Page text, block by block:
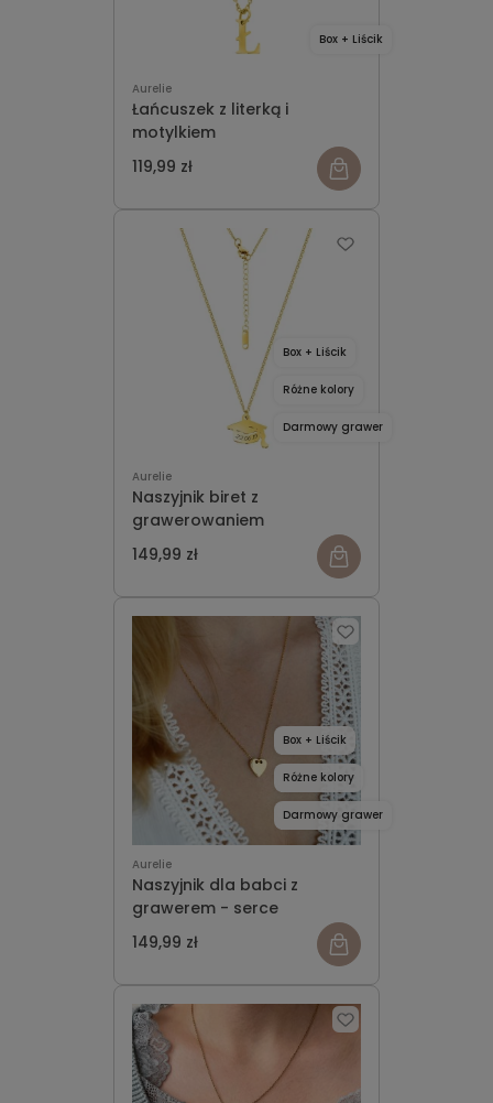
Aurelie
Łańcuszek z literką i
motylkiem
119,99 zł
Box + Liścik
Aurelie
Naszyjnik biret z
grawerowaniem
149,99 zł
Box + Liścik
Różne kolory
Darmowy grawer
Aurelie
Naszyjnik dla babci z
grawerem - serce
149,99 zł
Box + Liścik
Różne kolory
Darmowy grawer